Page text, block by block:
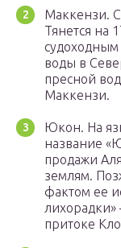
Маккензи.
Тянется на
судоходным
воды в
пресной
Маккензи.
Юкон. На
название
продажи
землям.
фактом ее
лихорадки»
притоке